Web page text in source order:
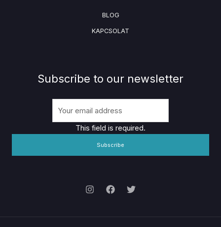
BLOG
KAPCSOLAT
Subscribe to our newsletter
This field is required.
Subscribe